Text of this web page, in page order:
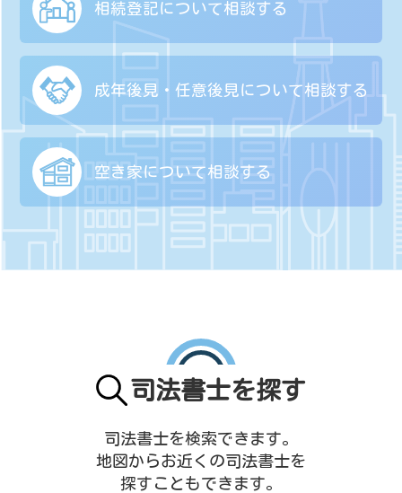
相続登記について相談する
成年後見・任意後見について相談する
空き家について相談する
司法書士を探す
司法書士を検索できます。
地図からお近くの司法書士を
探すこともできます。